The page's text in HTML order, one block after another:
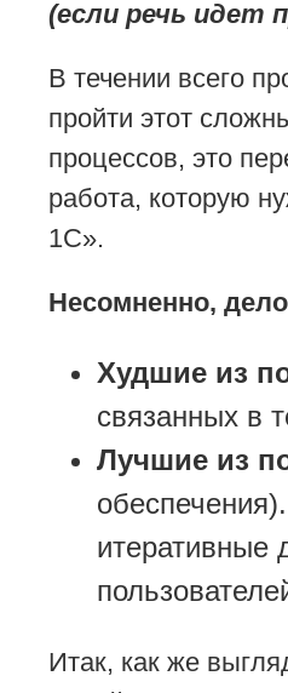
(если речь идет
В течении всего
пройти этот
процессов, это
работа, которую
1С».
Несомненно,
Худшие из
связанных в
Лучшие из
итеративные
Итак, как же